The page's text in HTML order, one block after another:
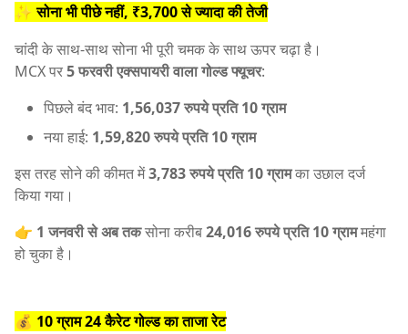
✨ सोना भी पीछे नहीं, ₹3,700 से ज्यादा की तेजी
चांदी के साथ-साथ सोना भी पूरी चमक के साथ ऊपर चढ़ा है।
MCX पर5 फरवरी एक्सपायरी वाला गोल्ड फ्यूचर:
पिछले बंद भाव: 1,56,037 रुपये प्रति 10 ग्राम
नया हाई: 1,59,820 रुपये प्रति 10 ग्राम
इस तरह सोने की कीमत में3,783 रुपये प्रति 10 ग्रामका उछाल दर्ज
किया गया।
👉 1 जनवरी से अब तकसोना करीब24,016 रुपये प्रति 10 ग्राममहंगा
हो चुका है।
💰 10 ग्राम 24 कैरेट गोल्ड का ताजा रेट